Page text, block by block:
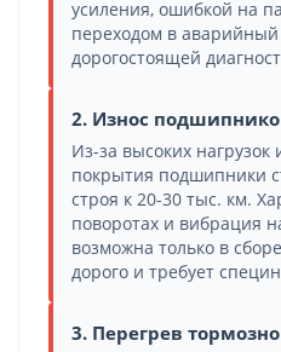
усиления, ошибкой на
переходом в
дорогостоящей
2. Износ
Из-за высоких нагрузок
покрытия подшипники
строя к 20-30 тыс. км.
поворотах и вибрация
возможна только в
дорого и требует
3. Перегрев